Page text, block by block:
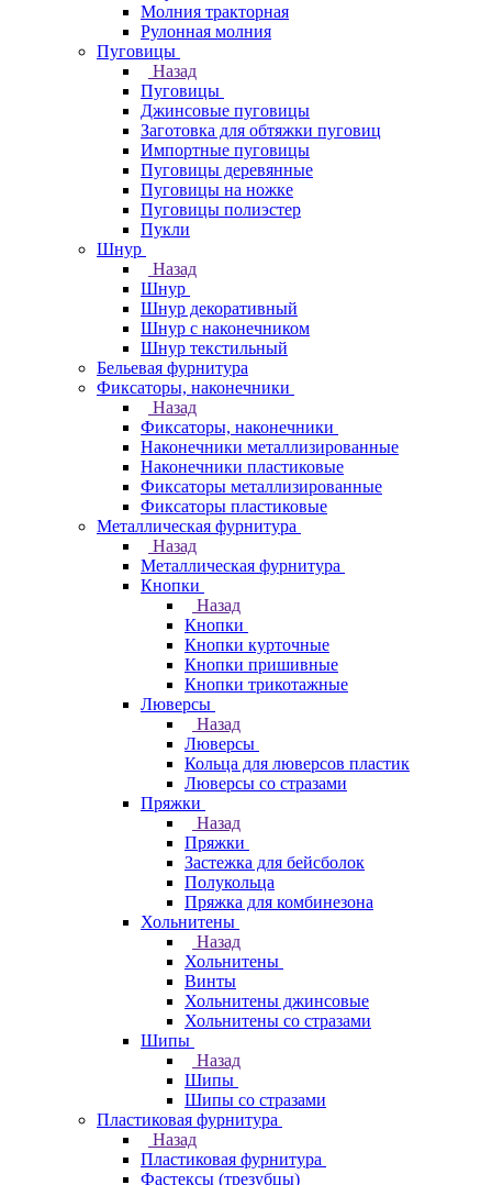
Молния тракторная
Рулонная молния
Пуговицы
Назад
Пуговицы
Джинсовые пуговицы
Заготовка для обтяжки пуговиц
Импортные пуговицы
Пуговицы деревянные
Пуговицы на ножке
Пуговицы полиэстер
Пукли
Шнур
Назад
Шнур
Шнур декоративный
Шнур с наконечником
Шнур текстильный
Бельевая фурнитура
Фиксаторы, наконечники
Назад
Фиксаторы, наконечники
Наконечники металлизированные
Наконечники пластиковые
Фиксаторы металлизированные
Фиксаторы пластиковые
Металлическая фурнитура
Назад
Металлическая фурнитура
Кнопки
Назад
Кнопки
Кнопки курточные
Кнопки пришивные
Кнопки трикотажные
Люверсы
Назад
Люверсы
Кольца для люверсов пластик
Люверсы со стразами
Пряжки
Назад
Пряжки
Застежка для бейсболок
Полукольца
Пряжка для комбинезона
Хольнитены
Назад
Хольнитены
Винты
Хольнитены джинсовые
Хольнитены со стразами
Шипы
Назад
Шипы
Шипы со стразами
Пластиковая фурнитура
Назад
Пластиковая фурнитура
Фастексы (трезубцы)